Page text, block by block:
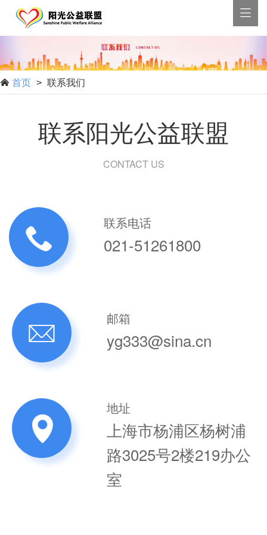
首页

 首页 > 联系我们
联系阳光公益联盟
CONTACT US
联系电话
021-51261800
邮箱
yg333@sina.cn
地址
上海市杨浦区杨树浦
路3025号2楼219办公
室